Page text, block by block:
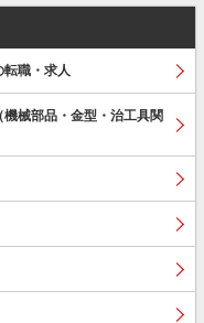
職・求人
械部品・金型・治工具関